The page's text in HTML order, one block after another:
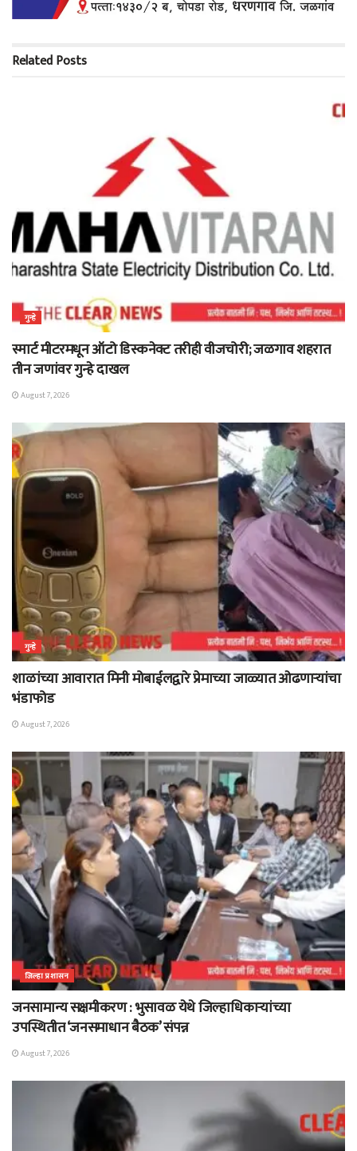
RelatedPosts
गुन्हे
स्मार्ट मीटरमधून ऑटो डिस्कनेक्ट तरीही वीजचोरी; जळगाव शहरात
तीन जणांवर गुन्हे दाखल
August 7, 2026
गुन्हे
शाळांच्या आवारात मिनी मोबाईलद्वारे प्रेमाच्या जाळ्यात ओढणाऱ्यांचा
भंडाफोड
August 7, 2026
जिल्हा प्रशासन
जनसामान्य सक्षमीकरण : भुसावळ येथे जिल्हाधिकाऱ्यांच्या
उपस्थितीत ‘जनसमाधान बैठक’ संपन्न
August 7, 2026